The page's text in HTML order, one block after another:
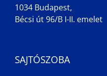
1034 Budapest,
Bécsi út 96/B I-II. emelet
SAJTÓSZOBA